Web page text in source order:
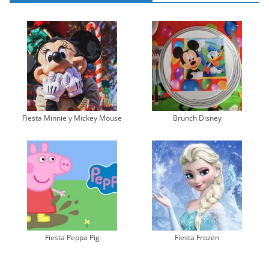
Fiesta Minnie y Mickey Mouse Brunch Disney
Fiesta Peppa Pig Fiesta Frozen